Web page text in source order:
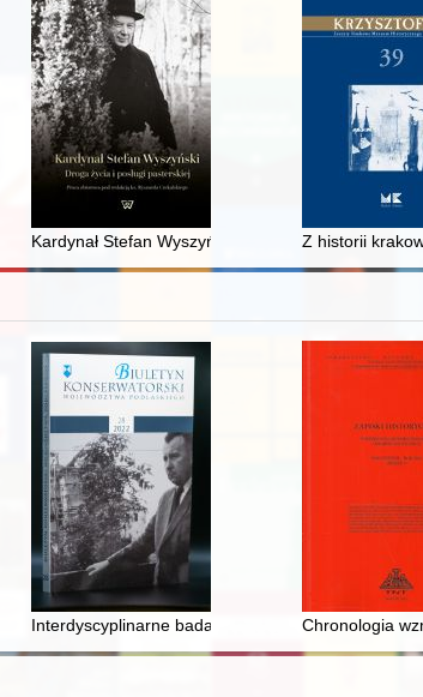
Wojska Polskiego w 1939 r
w Katowicach w przejmowaniu materiałów
Kardynał Stefan Wyszyński : droga życia i posługi
Z historii
(1938-1939)
Interdyscyplinarne badania i konserwacja obrazu
Chronologia